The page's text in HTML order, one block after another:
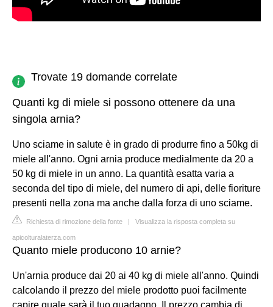
Trovate 19 domande correlate
Quanti kg di miele si possono ottenere da una
singola arnia?
Uno sciame in salute è in grado di produrre fino a 50kg di
miele all'anno. Ogni arnia produce medialmente da 20 a
50 kg di miele in un anno. La quantità esatta varia a
seconda del tipo di miele, del numero di api, delle fioriture
presenti nella zona ma anche dalla forza di uno sciame.
Richiesta di rimozione della fonte | Visualizza la risposta completa su
apicolturalaterza.com
Quanto miele producono 10 arnie?
Un'arnia produce dai 20 ai 40 kg di miele all'anno. Quindi
calcolando il prezzo del miele prodotto puoi facilmente
capire quale sarà il tuo guadagno. Il prezzo cambia di